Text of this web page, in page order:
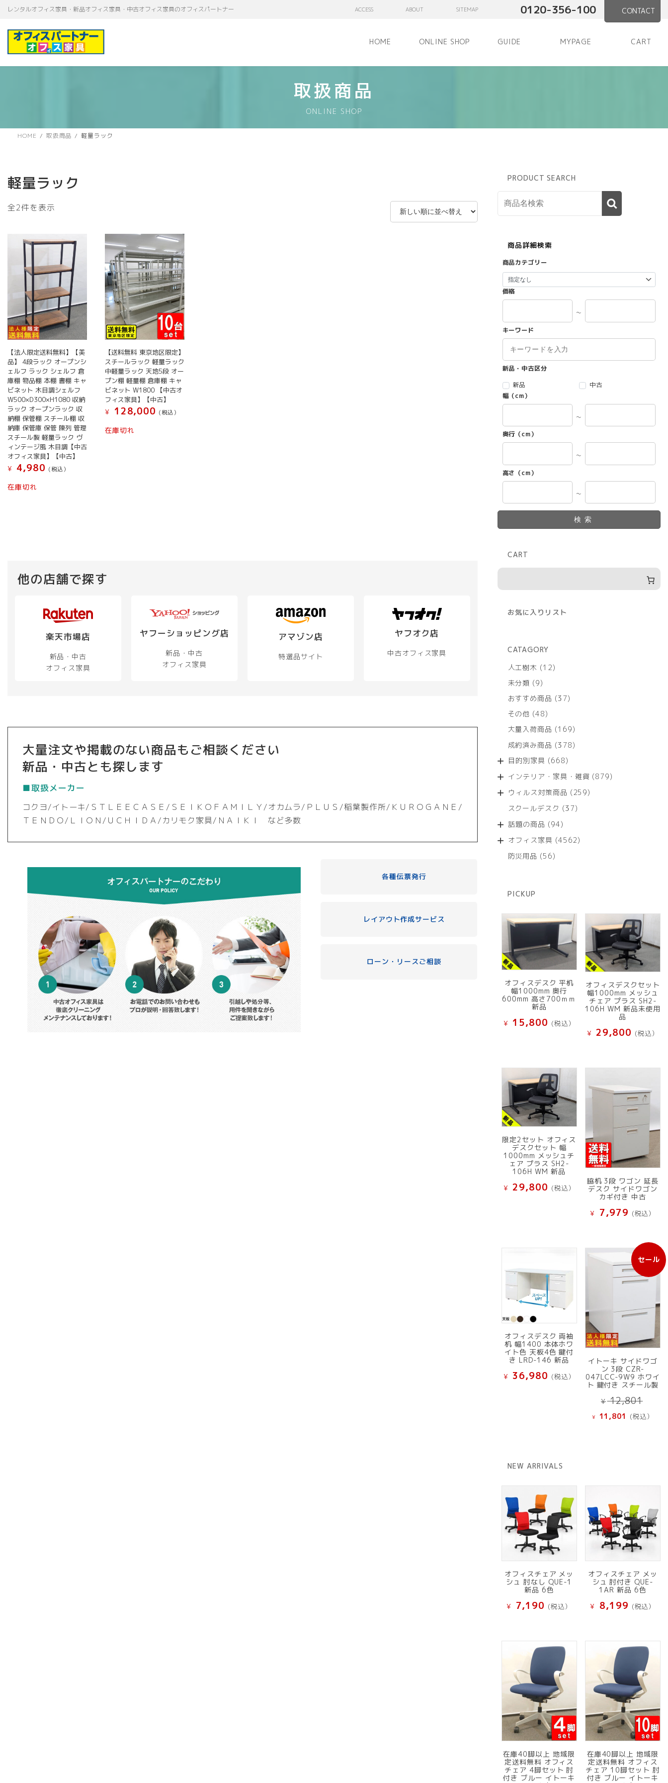
テ
ゲ
レンタルオフィス家具・新品オフィス家具・中古オフィス家具のオフィスパートナー ACCESS ABOUT SITEMAP 0120-356-100 CONTACT
HOME ONLINE SHOP GUIDE MYPAGE CART
取扱商品
ONLINE SHOP
HOME 取扱商品 軽量ラック
軽量ラック
全2件を表示
順
【法人限定送料無料】【美
品】 4段ラック オープンシ
ェルフ ラック シェルフ 倉
庫棚 物品棚 本棚 書棚 キャ
ビネット 木目調シェルフ
W500×D300×H1080 収納
ラック オープンラック 収
納棚 保管棚 スチール棚 収
納庫 保管庫 保管 陳列 管理
スチール製 軽量ラック ヴ
ィンテージ風 木目調【中古
オフィス家具】【中古】
¥
4,980 (税込）
在庫切れ
【送料無料 東京地区限定】
スチールラック 軽量ラック
中軽量ラック 天地5段 オー
プン棚 軽量棚 倉庫棚 キャ
ビネット W1800 【中古オ
フィス家具】【中古】
¥
128,000 (税込）
在庫切れ
他の店舗で探す
楽天市場店
新品・中古
オフィス家具
ヤフーショッピング店
新品・中古
オフィス家具
アマゾン店
特選品サイト
ヤフオク店
中古オフィス家具
大量注文や掲載のない商品もご相談ください
新品・中古とも探します
■取扱メーカー
コクヨ/イトーキ/ＳＴＬＥＥＣＡＳＥ/ＳＥＩＫＯＦＡＭＩＬＹ/オカムラ/ＰＬＵＳ/稲葉製作所/ＫＵＲＯＧＡＮＥ/
ＴＥＮＤＯ/ＬＩＯＮ/ＵＣＨＩＤＡ/カリモク家具/ＮＡＩＫＩ など多数
各種伝票発行
レイアウト作成サービス
ローン・リースご相談
PRODUCT SEARCH
商品詳細検索
商品カテゴリー
価格
～
キーワード
新品・中古区分
新品
中古
幅（cm）
～
奥行（cm）
～
高さ（cm）
～
検索
CART
お気に入りリスト
CATAGORY
人工樹木
1212
商
未分類 99
の
商
おすすめ商品 3737
商
その他 4848
の
商
大量入荷商品 169169
の
成約済み商品 378378
商
目的別家具 668668
の
商
インテリア・家具・雑貨 879879
ウィルス対策商品 259259
スクールデスク 3737
商
話題の商品 9494
の
オフィス家具 45624562
防災用品 5656
PICKUP
オフィスデスク 平机
幅1000mm 奥行
600mm 高さ700ｍｍ
新品
¥ 15,800 (税込）
オフィスデスクセット
幅1000mm メッシュ
チェア プラス SH2-
106H WM 新品未使用
品
¥ 29,800 (税込）
限定2セット オフィス
デスクセット 幅
1000mm メッシュチ
ェア プラス SH2-
106H WM 新品
¥ 29,800 (税込）
脇机 3段 ワゴン 延長
デスク サイドワゴン
カギ付き 中古
¥ 7,979 (税込）
オフィスデスク 両袖
机 幅1400 本体ホワ
イト色 天板4色 鍵付
き LRD-146 新品
¥ 36,980 (税込）
セール
販
売
中
品
イトーキ サイドワゴ
ン 3段 CZR-
047LCC-9W9 ホワイ
ト 鍵付き スチール製
¥12,801
の
価
¥ 11,801 現
す。
(税込）
NEW ARRIVALS
オフィスチェア メッ
シュ 肘なし QUE-1
新品 6色
¥ 7,190 (税込）
オフィスチェア メッ
シュ 肘付き QUE-
1AR 新品 6色
¥ 8,199 (税込）
在庫40脚以上 地域限
定送料無料 オフィス
チェア 4脚セット 肘
付き ブルー イトーキ
在庫40脚以上 地域限
定送料無料 オフィス
チェア 10脚セット 肘
付き ブルー イトーキ